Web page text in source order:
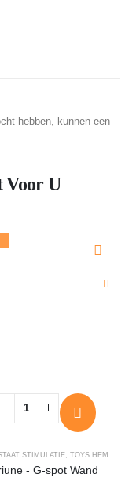
hebben, kunnen een
Voor U
STIMULATIE, TOYS HEM
- G-spot Wand